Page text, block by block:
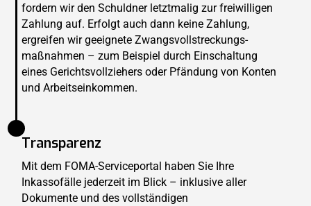
fordern wir den Schuldner letztmalig zur freiwilligen
Zahlung auf. Erfolgt auch dann keine Zahlung,
ergreifen wir geeignete Zwangsvollstreckungs­
maßnahmen – zum Beispiel durch Einschaltung
eines Gerichtsvollziehers oder Pfändung von Konten
und Arbeitseinkommen.
Transparenz
Mit dem FOMA-Serviceportal haben Sie Ihre
Inkassofälle jederzeit im Blick – inklusive aller
Dokumente und des vollständigen